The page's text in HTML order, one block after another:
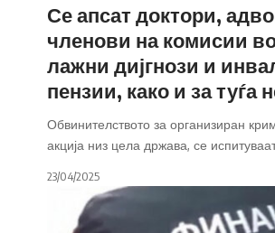
Се апсат доктори,
членови на комисии
лажни дијгнози и
пензии, како и за туѓа
Обвинителството за организиран
акција низ цела држава, се
23/04/2025